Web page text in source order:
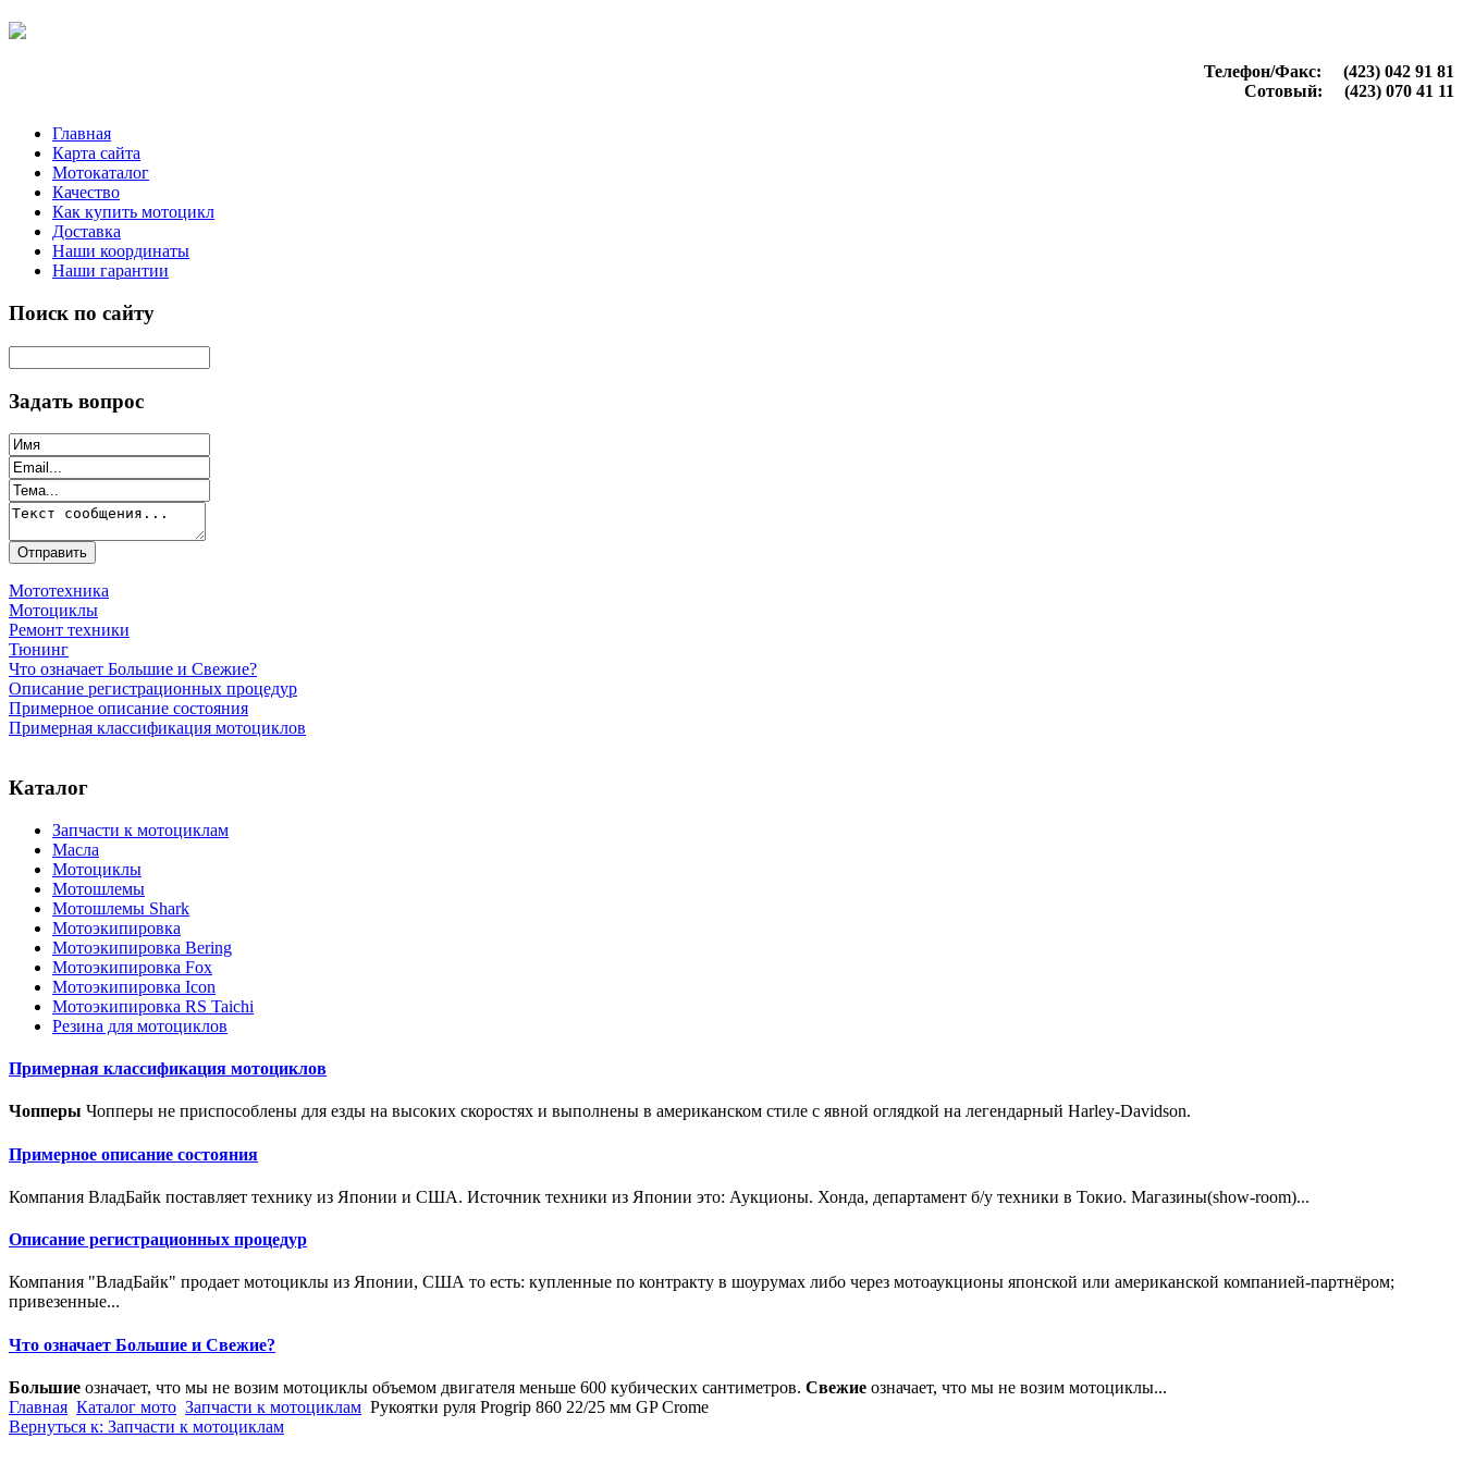
Телефон/Факс: (423) 042 91 81
Сотовый: (423) 070 41 11
Главная
Карта сайта
Мотокаталог
Качество
Как купить мотоцикл
Доставка
Наши координаты
Наши гарантии
Поиск по сайту
Задать вопрос
Мототехника
Мотоциклы
Ремонт техники
Тюнинг
Что означает Большие и Свежие?
Описание регистрационных процедур
Примерное описание состояния
Примерная классификация мотоциклов
Каталог
Запчасти к мотоциклам
Масла
Мотоциклы
Мотошлемы
Мотошлемы Shark
Мотоэкипировка
Мотоэкипировка Bering
Мотоэкипировка Fox
Мотоэкипировка Icon
Мотоэкипировка RS Taichi
Резина для мотоциклов
Примерная классификация мотоциклов
Чопперы Чопперы не приспособлены для езды на высоких скоростях и выполнены в американском стиле с явной оглядкой на легендарный Harley-Davidson.
Примерное описание состояния
Компания ВладБайк поставляет технику из Японии и США. Источник техники из Японии это: Аукционы. Хонда, департамент б/у техники в Токио. Магазины(show-room)...
Описание регистрационных процедур
Компания "ВладБайк" продает мотоциклы из Японии, США то есть: купленные по контракту в шоурумах либо через мотоаукционы японской или американской компанией-партнёром;
привезенные...
Что означает Большие и Свежие?
Большие означает, что мы не возим мотоциклы объемом двигателя меньше 600 кубических сантиметров. Свежие означает, что мы не возим мотоциклы...
Главная Каталог мото Запчасти к мотоциклам Рукоятки руля Progrip 860 22/25 мм GP Crome
Вернуться к: Запчасти к мотоциклам